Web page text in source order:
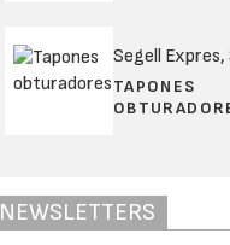
Segell Expres,
TAPONES
NEWSLETTERS